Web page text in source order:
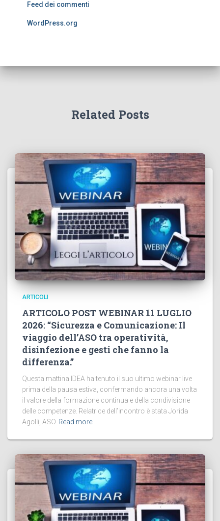
Feed dei commenti
WordPress.org
Related Posts
ARTICOLI
ARTICOLO POST WEBINAR 11 LUGLIO
2026: “Sicurezza e Comunicazione: Il
viaggio dell’ASO tra operatività,
disinfezione e gesti che fanno la
differenza.”
Questa mattina IDEA ha tenuto il suo ultimo webinar live
prima della pausa estiva, confermando ancora una volta
il valore della formazione continua e della condivisione
delle competenze. Relatrice dell’incontro è stata Jorida
Agolli, ASO Read more